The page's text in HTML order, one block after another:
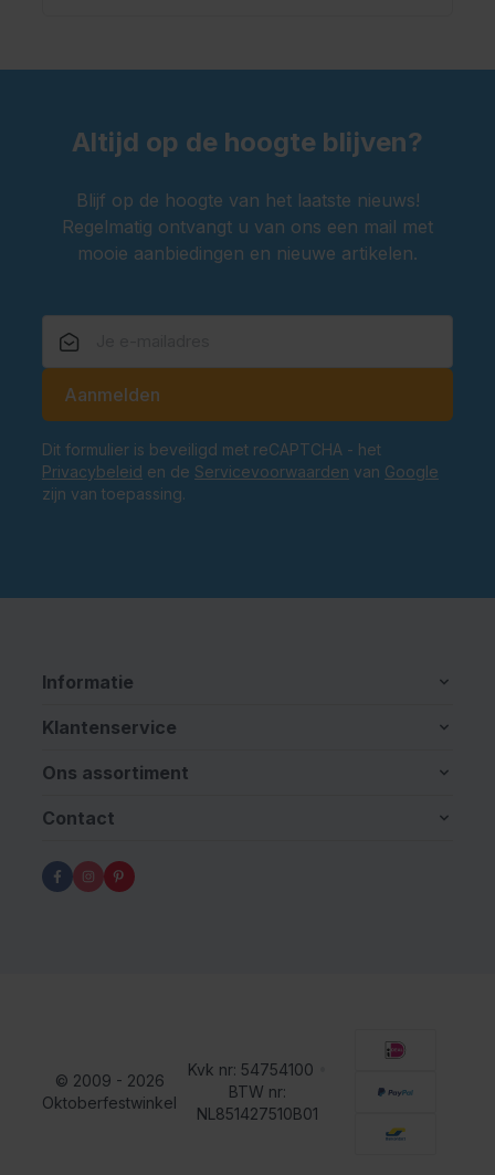
Altijd op de hoogte blijven?
Blijf op de hoogte van het laatste nieuws!
Regelmatig ontvangt u van ons een mail met
mooie aanbiedingen en nieuwe artikelen.
Aanmelden
Dit formulier is beveiligd met reCAPTCHA - het
Privacybeleid en de Servicevoorwaarden van Google
zijn van toepassing.
Informatie
Klantenservice
Ons assortiment
Contact
© 2009 - 2026
Oktoberfestwinkel
Kvk nr: 54754100
BTW nr:
NL851427510B01